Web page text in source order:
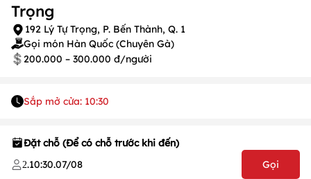
Trọng
192 Lý Tự Trọng, P. Bến Thành, Q. 1
Gọi món Hàn Quốc (Chuyên Gà)
200.000 – 300.000 đ/người
Sắp mở cửa: 10:30
Đặt chỗ (Để có chỗ trước khi đến)
2.10:30.07/08 Gọi
/1